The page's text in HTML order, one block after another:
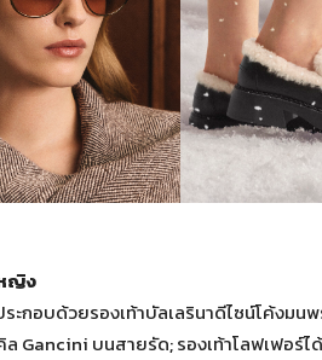
ญิง
ะกอบด้วยรองเท้าบัลเลรินาดีไซน์โค้งมน
Gancini บนสายรัด; รองเท้าโลฟเฟอร์